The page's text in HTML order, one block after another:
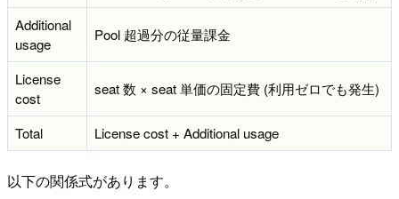
Additional
usage
Pool 超過分の従量課金
License
cost
seat 数 × seat 単価の固定費 (利用ゼロでも発生)
Total License cost + Additional usage
以下の関係式があります。